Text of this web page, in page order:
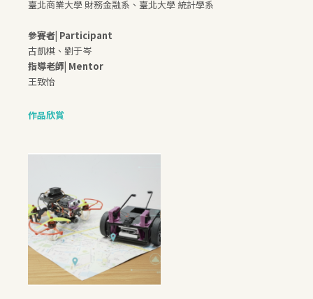
臺北商業大學 財務金融系、 臺北大學 統計學系
參賽者| Participant
古凱棋、劉于岑
指導老師| Mentor
王致怡
作品欣賞